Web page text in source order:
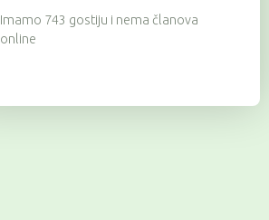
Imamo 743 gostiju i nema članova
online